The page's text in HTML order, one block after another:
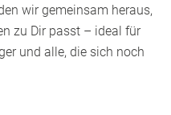
wir gemeinsam heraus,
zu Dir passt – ideal für
und alle, die sich noch